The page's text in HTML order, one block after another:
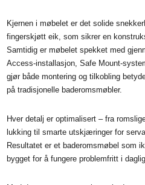
Kjernen i møbelet er det solide
fingerskjøtt eik, som sikrer en
Samtidig er møbelet spekket med
Access-installasjon, Safe Mount-
gjør både montering og tilkobling
på tradisjonelle baderomsmøbler.
Hver detalj er optimalisert – fra
lukking til smarte utskjæringer for
Resultatet er et baderomsmøbel som
bygget for å fungere problemfritt i